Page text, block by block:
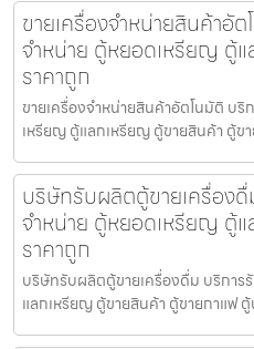
ขายเครื่องจำหน่ายสินค้า​อั
จำหน่าย ตู้หยอดเหรียญ ตู้
ราคาถูก
ขายเครื่องจำหน่ายสินค้า​อัตโนมัติ บ
เหรียญ ตู้แลกเหรียญ ตู้ขายสินค้า ตู้ข
บริษัทรับผลิตตู้ขายเครื่อง
จำหน่าย ตู้หยอดเหรียญ ตู้
ราคาถูก
บริษัทรับผลิตตู้ขายเครื่องดื่ม บริการ
แลกเหรียญ ตู้ขายสินค้า ตู้ขายกาแฟ